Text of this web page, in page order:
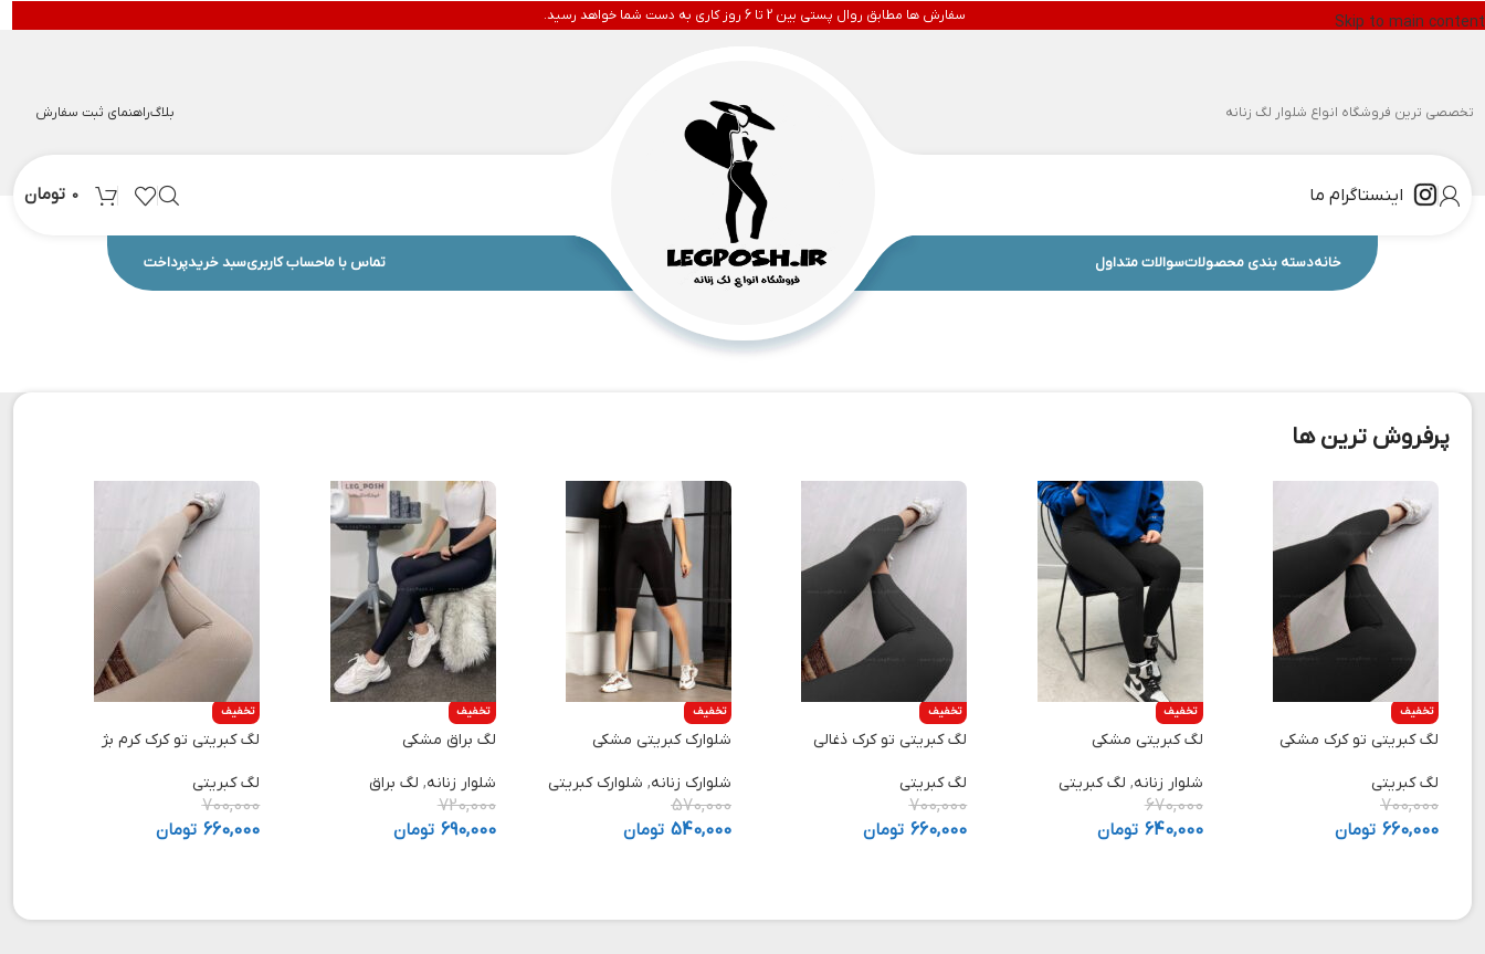
Skip to main content سفارش ها مطابق روال پستی بین 2 تا 6 روز کاری به دست شما خواهد رسید.
تخصصی ترین فروشگاه انواع شلوار لگ زنانه بلاگراهنمای ثبت سفارش
اینستاگرام ما 0 تومان
خانهدسته بندی محصولاتسوالات متداول تماس با ماحساب کاربریسبد خریدپرداخت
پرفروش ترین ها
تخفیف
لگ کبریتی تو کرک مشکی
لگ کبریتی
700,000
660,000 تومان
تخفیف
لگ کبریتی مشکی
شلوار زنانه, لگ کبریتی
670,000
640,000 تومان
تخفیف
لگ کبریتی تو کرک ذغالی
لگ کبریتی
700,000
660,000 تومان
تخفیف
شلوارک کبریتی مشکی
شلوارک زنانه, شلوارک کبریتی
570,000
540,000 تومان
تخفیف
لگ براق مشکی
شلوار زنانه, لگ براق
720,000
690,000 تومان
تخفیف
لگ کبریتی تو کرک کرم بژ
لگ کبریتی
700,000
660,000 تومان